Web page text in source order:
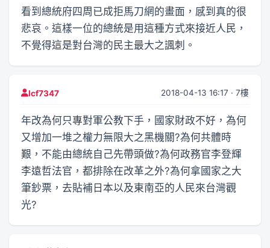
看到總統府四周已成拒馬刀網的畫面，感到真的很
悲哀。這樣一位的總統是用這種方式來接近人民，
不覺得這是對台灣的民主最大之諷刺。
lcf7347 2018-04-13 16:17 · 7樓
年改為何只專對軍公教下手，國家財政不好，為何
又增加一堆之權力無限大之黑機關?為何共體時
艱，不能由總統自己先帶頭做?為何政務官李登輝
李遠哲法官，都排除在改革之外?為何拿國家之大
筆鈔票，去貼補日本以及東南亞的人民來台灣觀
光?